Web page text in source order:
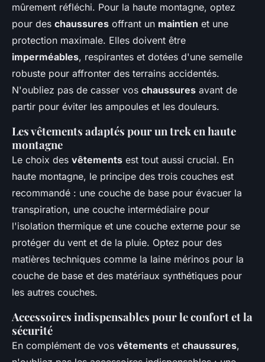
mûrement réfléchi. Pour la haute montagne, optez
pour des chaussures offrant un maintien et une
protection maximale. Elles doivent être
imperméables, respirantes et dotées d'une semelle
robuste pour affronter des terrains accidentés.
N'oubliez pas de casser vos chaussures avant de
partir pour éviter les ampoules et les douleurs.
Les vêtements adaptés pour un trek en haute
montagne
Le choix des vêtements est tout aussi crucial. En
haute montagne, le principe des trois couches est
recommandé : une couche de base pour évacuer la
transpiration, une couche intermédiaire pour
l'isolation thermique et une couche externe pour se
protéger du vent et de la pluie. Optez pour des
matières techniques comme la laine mérinos pour la
couche de base et des matériaux synthétiques pour
les autres couches.
Accessoires indispensables pour le confort et la
sécurité
En complément de vos vêtements et chaussures,